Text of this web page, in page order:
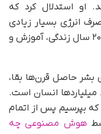
او استدلال کرد که
انرژی بسیار زیادی
است، چرا که یک فرد برای کسب دانش به ۲۰ سال زندگی، آموزش و
بشر حاصل قرن‌ها بقا،
انسان است.
بپرسیم پس از اتمام
هوش مصنوعی چه